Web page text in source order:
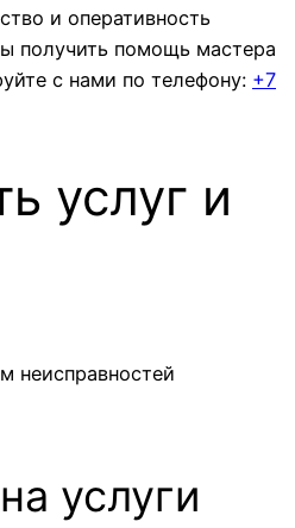
и оперативность
получить помощь мастера
с нами по телефону: +7
услуг и
неисправностей
услуги